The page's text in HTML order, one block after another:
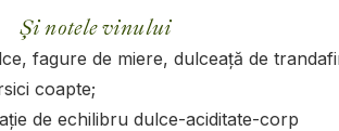
Și notele vinului
fagure de miere, dulceață de
coapte;
de echilibru dulce-aciditate-corp